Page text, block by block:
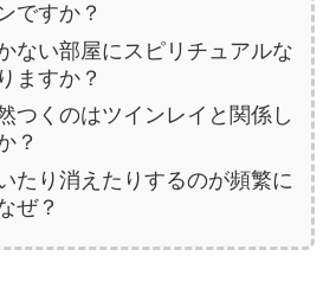
ですか？
ない部屋にスピリチュアルな
ますか？
つくのはツインレイと関係し
？
たり消えたりするのが頻繁に
ぜ？